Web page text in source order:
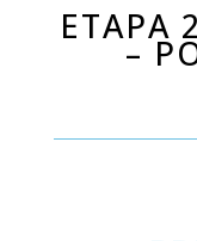
ETAPA
–